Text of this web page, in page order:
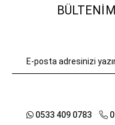
0533 409 0783